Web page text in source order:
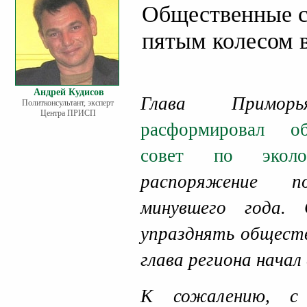
Андрей Кудисов
Политконсультант, эксперт
Центра ПРИСП
Общественные
пятым колесом
Глава
расформировал
совет по
распоряжение
минувшего
упразднять
глава региона
К сожалению, с